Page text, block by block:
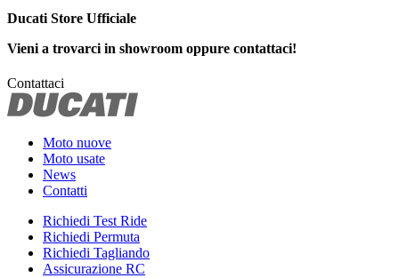
Ducati Store Ufficiale
Vieni a trovarci in showroom oppure contattaci!
Contattaci
Moto nuove
Moto usate
News
Contatti
Richiedi Test Ride
Richiedi Permuta
Richiedi Tagliando
Assicurazione RC